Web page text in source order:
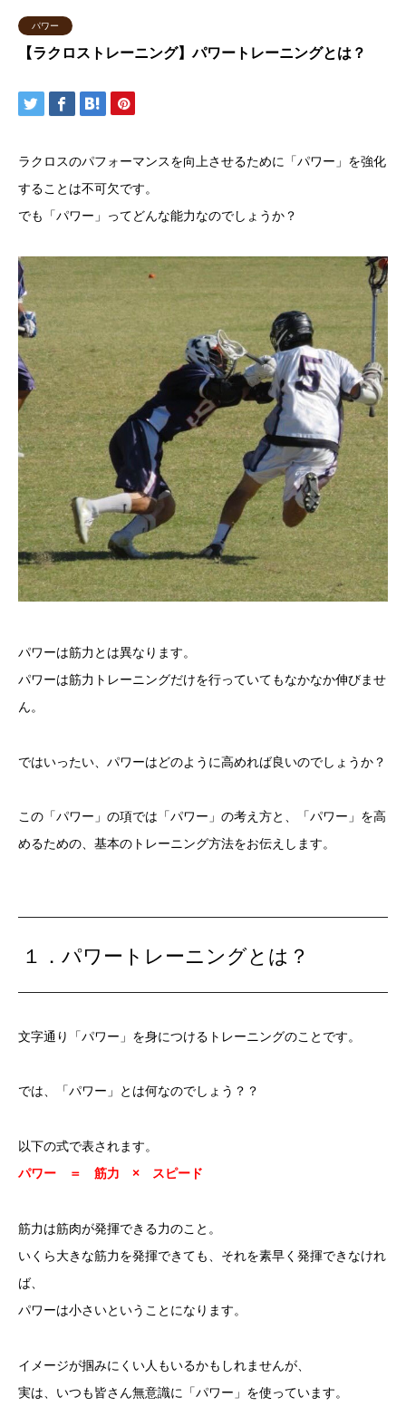
パワー
【ラクロストレーニング】パワートレーニングとは？
ラクロスのパフォーマンスを向上させるために「パワー」を強化
することは不可欠です。
でも「パワー」ってどんな能力なのでしょうか？
パワーは筋力とは異なります。
パワーは筋力トレーニングだけを行っていてもなかなか伸びませ
ん。
ではいったい、パワーはどのように高めれば良いのでしょうか？
この「パワー」の項では「パワー」の考え方と、「パワー」を高
めるための、基本のトレーニング方法をお伝えします。
１．パワートレーニングとは？
文字通り「パワー」を身につけるトレーニングのことです。
では、「パワー」とは何なのでしょう？？
以下の式で表されます。
パワー ＝ 筋力 × スピード
筋力は筋肉が発揮できる力のこと。
いくら大きな筋力を発揮できても、それを素早く発揮できなけれ
ば、
パワーは小さいということになります。
イメージが掴みにくい人もいるかもしれませんが、
実は、いつも皆さん無意識に「パワー」を使っています。